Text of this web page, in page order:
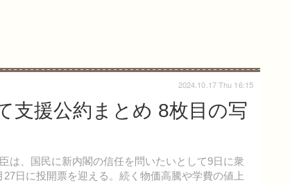
支援公約まとめ 8枚目の写
は、国民に新内閣の信任を問いたいとして9日に衆
日に投開票を迎える。続く物価高騰や学費の値上
2024.10.17 Thu 16:15